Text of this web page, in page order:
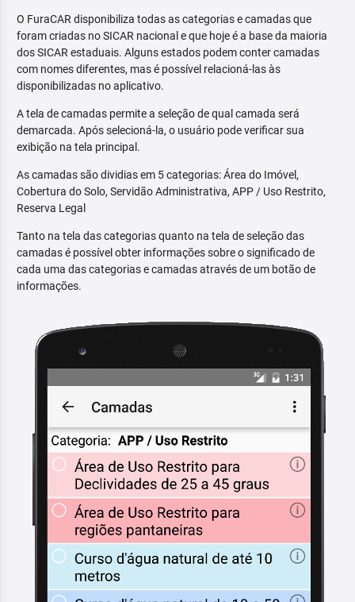
O FuraCAR disponibiliza todas as categorias e camadas que
foram criadas no SICAR nacional e que hoje é a base da maioria
dos SICAR estaduais. Alguns estados podem conter camadas
com nomes diferentes, mas é possível relacioná-las às
disponibilizadas no aplicativo.
A tela de camadas permite a seleção de qual camada será
demarcada. Após selecioná-la, o usuário pode verificar sua
exibição na tela principal.
As camadas são dividias em 5 categorias: Área do Imóvel,
Cobertura do Solo, Servidão Administrativa, APP / Uso Restrito,
Reserva Legal
Tanto na tela das categorias quanto na tela de seleção das
camadas é possível obter informações sobre o significado de
cada uma das categorias e camadas através de um botão de
informações.